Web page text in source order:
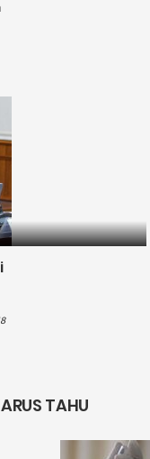
TAHU